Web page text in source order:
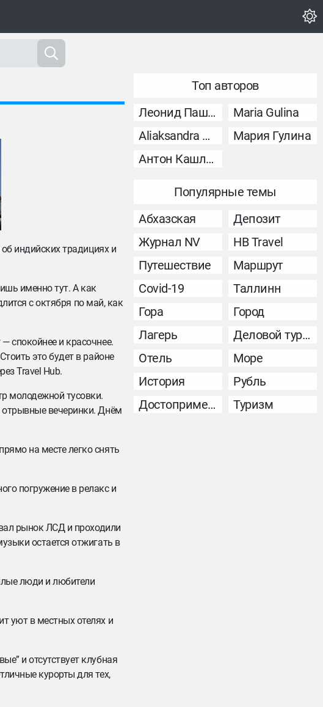
индийских традициях и
именно тут. А как
с октября по май, как
спокойнее и красочнее.
это будет в районе
Travel Hub.
молодежной тусовки.
отрывные вечеринки. Днём
на месте легко снять
погружение в релакс и
рынок ЛСД и проходили
остается отжигать в
люди и любители
уют в местных отелях и
и отсутствует клубная
курорты для тех,
Топ авторов
Леонид Пашковский
Maria Gulina
Aliaksandra Murashka
Мария Гулина
Антон Кашликов
Популярные темы
Абхазская
Депозит
Журнал NV
НВ Travel
Путешествие
Маршрут
Covid-19
Таллинн
Гора
Город
Лагерь
Деловой туризм
Отель
Море
История
Рубль
Достопримечательность
Туризм